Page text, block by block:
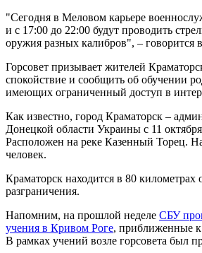
"Сегодня в Меловом карьере
и с 17:00 до 22:00 будут проводить
оружия разных калибров", – говорится
Горсовет призывает жителей
спокойствие и сообщить об обучении
имеющих ограниченный доступ в
Как известно, город Краматорск –
Донецкой области Украины с 11
Расположен на реке Казенный Торец.
человек.
Краматорск находится в 80 километрах
разграничения.
Напомним, на прошлой неделе СБУ
учения в Кривом Роге, приближенные
В рамках учений возле горсовета был